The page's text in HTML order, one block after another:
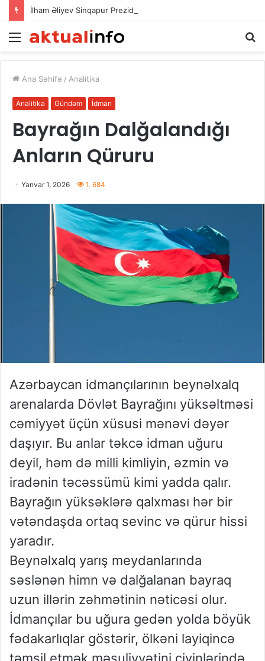
İlham Əliyev Sinqapur Prezidentini təbrik etdi
Menu
Ana Səhifə / Analitika
Analitika Gündəm İdman
Bayrağın Dalğalandığı
Anların Qüruru
Yanvar 1, 2026 1. 684
Azərbaycan idmançılarının beynəlxalq
arenalarda Dövlət Bayrağını yüksəltməsi
cəmiyyət üçün xüsusi mənəvi dəyər
daşıyır. Bu anlar təkcə idman uğuru
deyil, həm də milli kimliyin, əzmin və
iradənin təcəssümü kimi yadda qalır.
Bayrağın yüksəklərə qalxması hər bir
vətəndaşda ortaq sevinc və qürur hissi
yaradır.
Beynəlxalq yarış meydanlarında
səslənən himn və dalğalanan bayraq
uzun illərin zəhmətinin nəticəsi olur.
İdmançılar bu uğura gedən yolda böyük
fədakarlıqlar göstərir, ölkəni layiqincə